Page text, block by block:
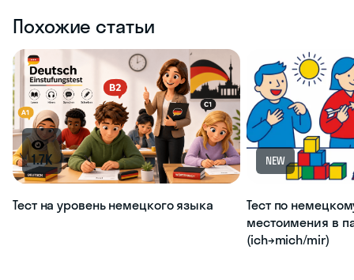
Похожие статьи
1.7K
Тест на уровень немецкого языка
NEW
Тест по
местоимения в
(ich→mich/mir)